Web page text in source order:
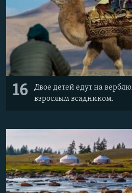
16
Двое детей едут на
взрослым всадником.